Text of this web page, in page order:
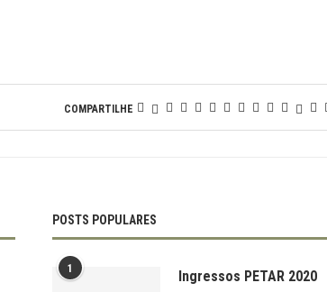
COMPARTILHE
POSTS POPULARES
1 Ingressos PETAR 2020